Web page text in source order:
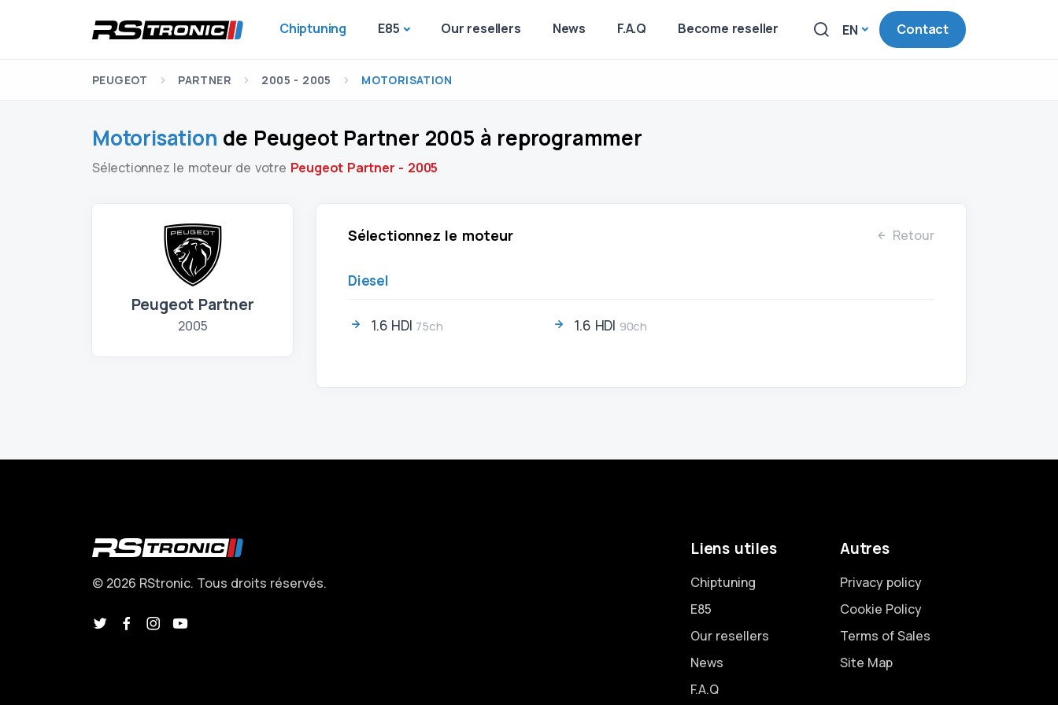
Chiptuning E85 Our resellers News F.A.Q Become reseller EN Contact
PEUGEOT PARTNER 2005 - 2005 MOTORISATION
Motorisation de Peugeot Partner 2005 à reprogrammer
Sélectionnez le moteur de votre Peugeot Partner - 2005
Peugeot Partner
2005
Sélectionnez le moteur Retour
Diesel
1.6 HDI 75ch 1.6 HDI 90ch
© 2026 RStronic. Tous droits réservés.
Liens utiles
Chiptuning
E85
Our resellers
News
F.A.Q
Autres
Privacy policy
Cookie Policy
Terms of Sales
Site Map